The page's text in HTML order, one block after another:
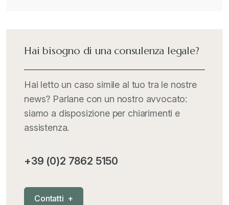
Hai bisogno di una consulenza legale?
Hai letto un caso simile al tuo tra le nostre
news? Parlane con un nostro avvocato:
siamo a disposizione per chiarimenti e
assistenza.
+39 (0)2 7862 5150
Contatti +